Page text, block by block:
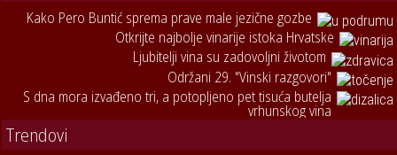
Kako Pero Buntić sprema prave male jezične gozbe
Otkrijte najbolje vinarije istoka Hrvatske
Ljubitelji vina su zadovoljni životom
Održani 29. "Vinski razgovori"
S dna mora izvađeno tri, a potopljeno pet tisuća butelja
vrhunskog vina
Trendovi